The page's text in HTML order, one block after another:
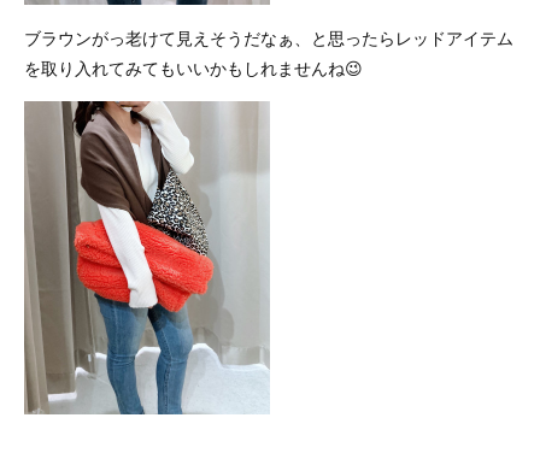
ブラウンがっ老けて見えそうだなぁ、と思ったらレッドアイテム
を取り入れてみてもいいかもしれませんね😉